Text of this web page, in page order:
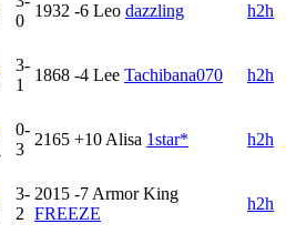
0
1932 -6 Leo dazzling h2h
3-
1
1868 -4 Lee Tachibana070 h2h
0-
3
2165 +10 Alisa 1star* h2h
3-
2
2015 -7 Armor King
FREEZE
h2h